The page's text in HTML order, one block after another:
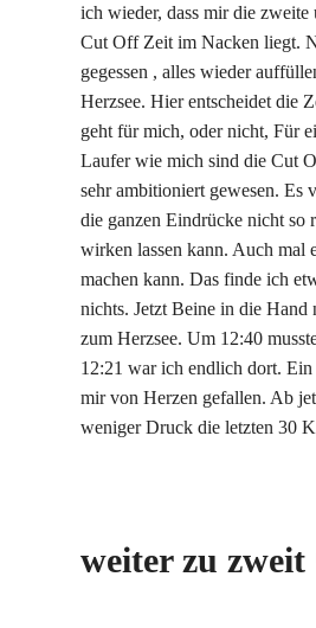
ich wieder, dass mir die
Cut Off Zeit im Nacken liegt.
gegessen , alles wieder
Herzsee. Hier entscheidet die
geht für mich, oder nicht, Für
Laufer wie mich sind die Cut
sehr ambitioniert gewesen. Es
die ganzen Eindrücke nicht so
wirken lassen kann. Auch mal
machen kann. Das finde ich
nichts. Jetzt Beine in die Hand
zum Herzsee. Um 12:40
12:21 war ich endlich dort. Ein
mir von Herzen gefallen. Ab
weniger Druck die letzten 30
weiter zu zweit